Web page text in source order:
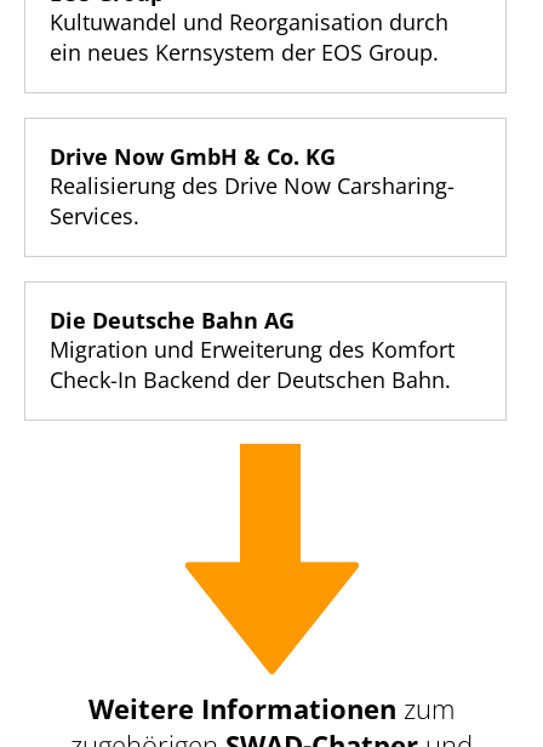
Kultuwandel und Reorganisation durch
ein neues Kernsystem der EOS Group.
Drive Now GmbH & Co. KG
Realisierung des Drive Now Carsharing-
Services.
Die Deutsche Bahn AG
Migration und Erweiterung des Komfort
Check-In Backend der Deutschen Bahn.
Weitere Informationen zum